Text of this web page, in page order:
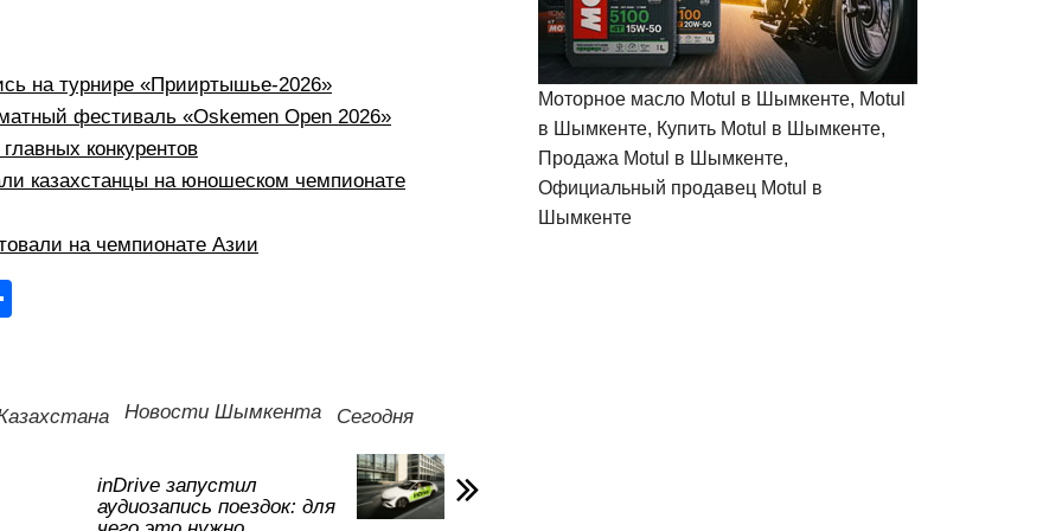
на турнире «Прииртышье-2026»
фестиваль «Oskemen Open 2026»
конкурентов
казахстанцы на юношеском чемпионате
на чемпионате Азии
а
Новости Шымкента Сегодня
inDrive запустил
аудиозапись поездок: для
Моторное масло Motul в Шымкенте, Motul
в Шымкенте, Купить Motul в Шымкенте,
Продажа Motul в Шымкенте,
Официальный продавец Motul в
Шымкенте